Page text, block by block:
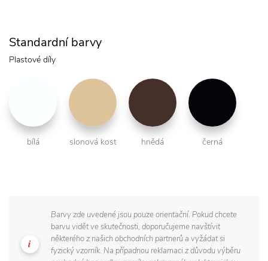
Standardní barvy
Plastové díly
bílá slonová kost hnědá černá
Barvy zde uvedené jsou pouze orientační. Pokud chcete
barvu vidět ve skutečnosti, doporučujeme navštívit
některého z našich obchodních partnerů a vyžádat si
fyzický vzorník. Na případnou reklamaci z důvodu výběru